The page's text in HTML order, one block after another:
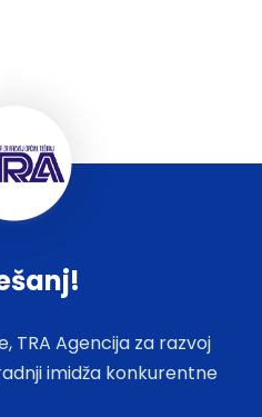
TRA Agencija za razvoj
imidža konkurentne